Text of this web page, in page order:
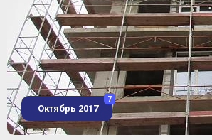
Октябрь 2017
7